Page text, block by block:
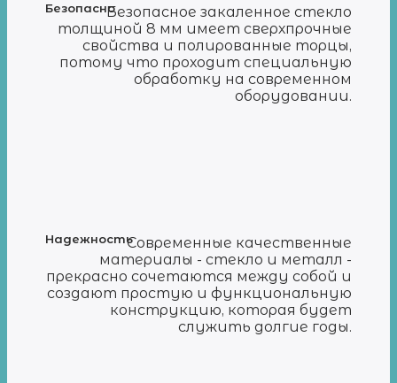
БезопасноБезопасное закаленное стекло
толщиной 8 мм имеет сверхпрочные
свойства и полированные торцы,
потому что проходит специальную
обработку на современном
оборудовании.
НадежностьСовременные качественные
материалы - стекло и металл -
прекрасно сочетаются между собой и
создают простую и функциональную
конструкцию, которая будет
служить долгие годы.